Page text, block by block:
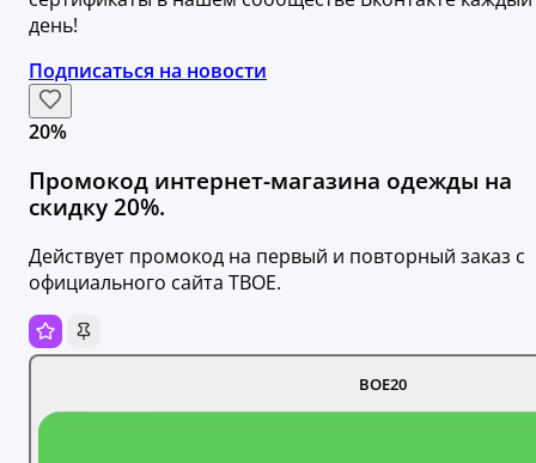
день!
Подписаться на новости
20%
Промокод интернет-магазина одежды на
скидку 20%.
Действует промокод на первый и повторный заказ с
официального сайта ТВОЕ.
ВОЕ20